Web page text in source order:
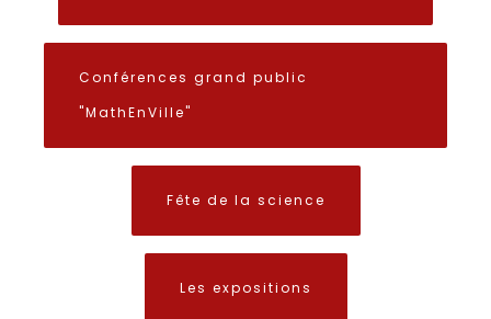
Conférences grand public
"MathEnVille"
Fête de la science
Les expositions